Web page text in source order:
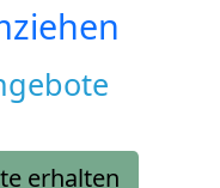
erhalten